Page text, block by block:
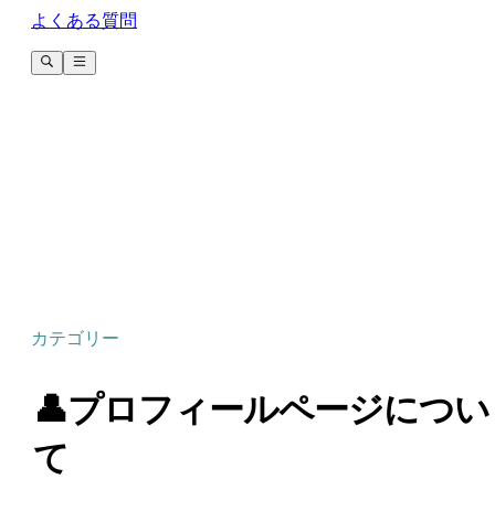
よくある質問
カテゴリー
👤プロフィールページについ
て